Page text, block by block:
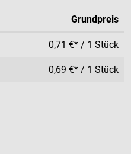
Grundpreis
0,71 €* / 1 Stück
0,69 €* / 1 Stück